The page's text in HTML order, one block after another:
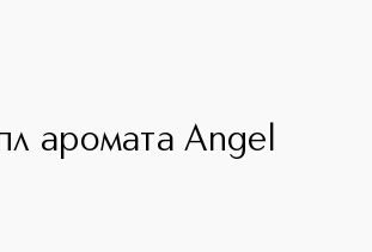
аромата Angel